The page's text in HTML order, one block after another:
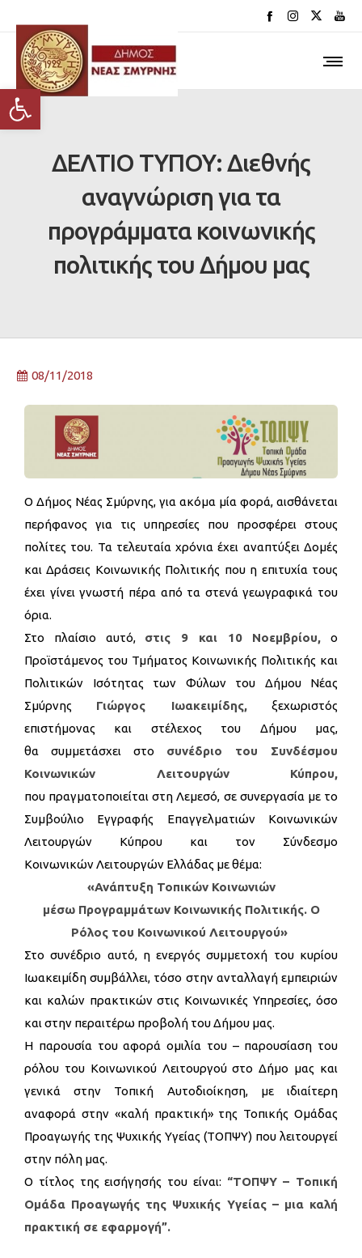
Ανοίξτε τη γραμμή εργαλείων
ΔΕΛΤΙΟ ΤΥΠΟΥ: Διεθνής
αναγνώριση για τα
προγράμματα κοινωνικής
πολιτικής του Δήμου μας
08/11/2018
Ο Δήμος Νέας Σμύρνης, για ακόμα μία φορά, αισθάνεται
περήφανος για τις υπηρεσίες που προσφέρει στους
πολίτες του. Τα τελευταία χρόνια έχει αναπτύξει Δομές
και Δράσεις Κοινωνικής Πολιτικής που η επιτυχία τους
έχει γίνει γνωστή πέρα από τα στενά γεωγραφικά του
όρια.
Στο πλαίσιο αυτό, στις 9 και 10 Νοεμβρίου, ο
Προϊστάμενος του Τμήματος Κοινωνικής Πολιτικής και
Πολιτικών Ισότητας των Φύλων του Δήμου Νέας
Σμύρνης Γιώργος Ιωακειμίδης,ξεχωριστός
επιστήμονας και στέλεχος του Δήμου μας,
θα συμμετάσχει στο συνέδριο του Συνδέσμου
Κοινωνικών Λειτουργών Κύπρου,
που πραγματοποιείται στη Λεμεσό, σε συνεργασία με το
Συμβούλιο Εγγραφής Επαγγελματιών Κοινωνικών
Λειτουργών Κύπρου και τον Σύνδεσμο
Κοινωνικών Λειτουργών Ελλάδας με θέμα:
«Ανάπτυξη Τοπικών Κοινωνιών
μέσω Προγραμμάτων Κοινωνικής Πολιτικής. Ο
Ρόλος του Κοινωνικού Λειτουργού»
Στο συνέδριο αυτό, η ενεργός συμμετοχή του κυρίου
Ιωακειμίδη συμβάλλει, τόσο στην ανταλλαγή εμπειριών
και καλών πρακτικών στις Κοινωνικές Υπηρεσίες, όσο
και στην περαιτέρω προβολή του Δήμου μας.
Η παρουσία του αφορά ομιλία του – παρουσίαση του
ρόλου του Κοινωνικού Λειτουργού στο Δήμο μας και
γενικά στην Τοπική Αυτοδιοίκηση, με ιδιαίτερη
αναφορά στην «καλή πρακτική» της Τοπικής Ομάδας
Προαγωγής της Ψυχικής Υγείας (ΤΟΠΨΥ) που λειτουργεί
στην πόλη μας.
Ο τίτλος της εισήγησής του είναι: “ΤΟΠΨΥ – Τοπική
Ομάδα Προαγωγής της Ψυχικής Υγείας – μια καλή
πρακτική σε εφαρμογή”.